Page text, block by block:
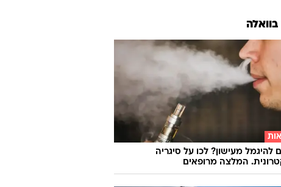
בוואלה
להיגמל מעישון? לכו על סיגריה
המלצה מרופאים